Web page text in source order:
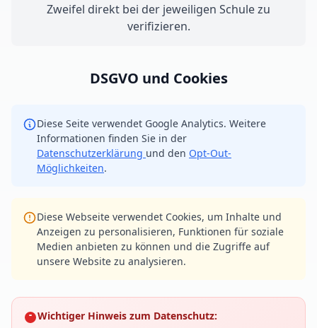
Zweifel direkt bei der jeweiligen Schule zu
verifizieren.
DSGVO und Cookies
Diese Seite verwendet Google Analytics. Weitere
Informationen finden Sie in der
Datenschutzerklärung und den Opt-Out-
Möglichkeiten.
Diese Webseite verwendet Cookies, um Inhalte und
Anzeigen zu personalisieren, Funktionen für soziale
Medien anbieten zu können und die Zugriffe auf
unsere Website zu analysieren.
Wichtiger Hinweis zum Datenschutz: